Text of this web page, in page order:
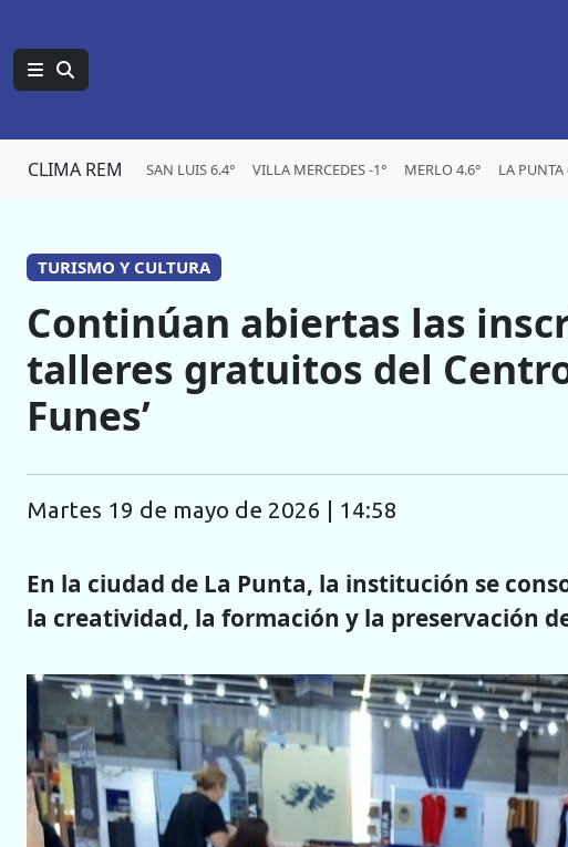
CLIMA REM SAN LUIS 6.4° VILLA MERCEDES -1° MERLO 4.6° LA PUNTA
TURISMO Y CULTURA
Continúan abiertas las
talleres gratuitos del
Funes’
martes 19 de mayo de 2026 | 14:58
En la ciudad de La Punta, la institución se
la creatividad, la formación y la preservación